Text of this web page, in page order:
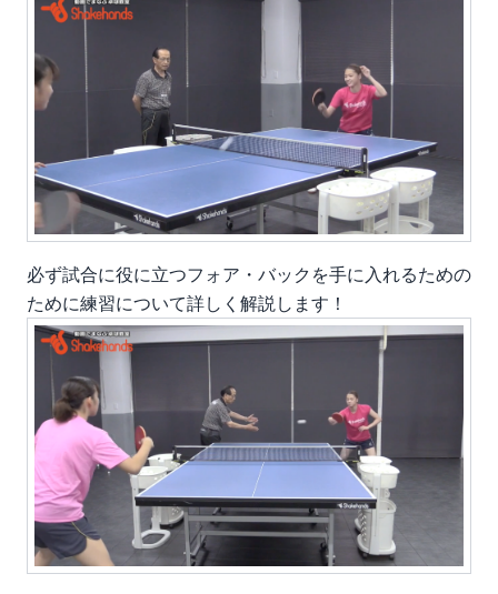
必ず試合に役に立つフォア・バック を手に入れるための
ために練習について詳しく解説します！